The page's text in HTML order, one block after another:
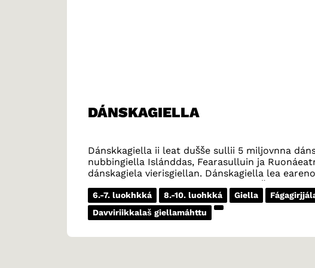
DÁNSKAGIELLA
Dánskkagiella ii leat dušše sullii 5 miljovnna
nubbingiella Islánddas, Fearasulluin ja
dánskagiela vierisgiellan. Dánskagiella lea
lohket ovdal girjjiid dánskkagillii go iežaset
unnitlohkogiella davvi Duiskkas.
6.-7. luokhkká 8.-10. luohkká Giella
Davviriikkalaš giellamáhttu